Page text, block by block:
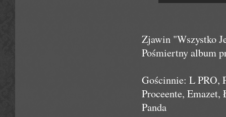
Zjawin "Wszystko
Pośmiertny album
Gościnnie: L PRO,
Proceente,
Panda